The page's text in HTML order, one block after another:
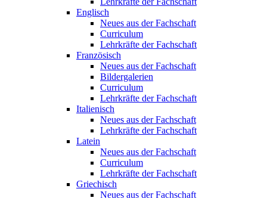
Englisch
Neues aus der Fachschaft
Curriculum
Lehrkräfte der Fachschaft
Französisch
Neues aus der Fachschaft
Bildergalerien
Curriculum
Lehrkräfte der Fachschaft
Italienisch
Neues aus der Fachschaft
Lehrkräfte der Fachschaft
Latein
Neues aus der Fachschaft
Curriculum
Lehrkräfte der Fachschaft
Griechisch
Neues aus der Fachschaft